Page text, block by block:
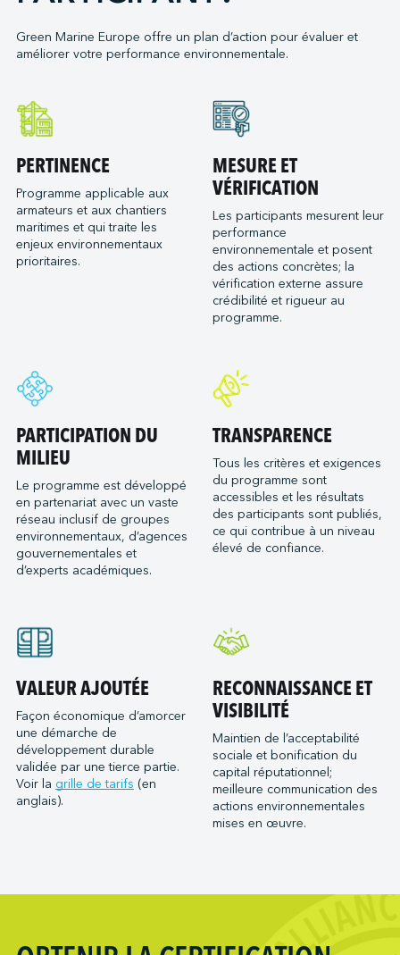
Orange Marine
Socatra
Sogestran Shipping
SOMARA
SPM Ferries
VELA
Green Marine Europe offre un plan d’action pour évaluer et
améliorer votre performance environnementale.
PERTINENCE
Programme applicable aux
armateurs et aux chantiers
maritimes et qui traite les
enjeux environnementaux
prioritaires.
MESURE ET
VÉRIFICATION
Les participants mesurent leur
performance
environnementale et posent
des actions concrètes; la
vérification externe assure
crédibilité et rigueur au
programme.
PARTICIPATION DU
MILIEU
Le programme est développé
en partenariat avec un vaste
réseau inclusif de groupes
environnementaux, d’agences
gouvernementales et
d’experts académiques.
TRANSPARENCE
Tous les critères et exigences
du programme sont
accessibles et les résultats
des participants sont publiés,
ce qui contribue à un niveau
élevé de confiance.
VALEUR AJOUTÉE
Façon économique d’amorcer
une démarche de
développement durable
validée par une tierce partie.
Voir la grille de tarifs (en
anglais).
RECONNAISSANCE ET
VISIBILITÉ
Maintien de l’acceptabilité
sociale et bonification du
capital réputationnel;
meilleure communication des
actions environnementales
mises en œuvre.